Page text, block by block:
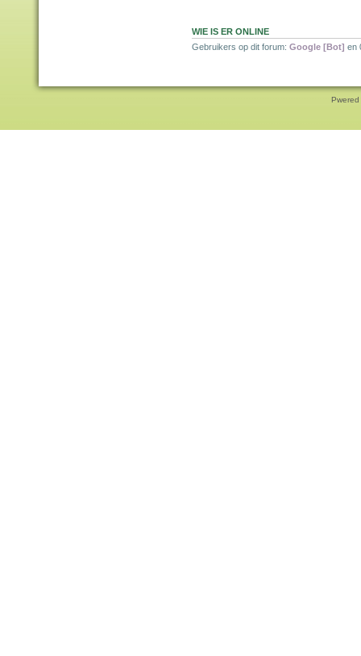
WIE IS ER ONLINE
Gebruikers op dit forum: Google [Bot] en